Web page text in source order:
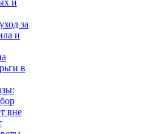
и
за
и
в
вне